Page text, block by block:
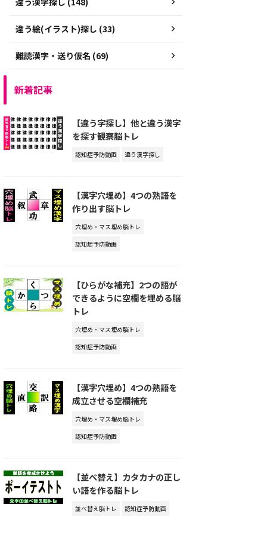
違う絵(イラスト)探し (33)
難読漢字・送り仮名 (69)
新着記事
【違う字探し】他と違う漢字
を探す観察脳トレ
認知症予防動画 違う漢字探し
【漢字穴埋め】4つの熟語を
作り出す脳トレ
穴埋め・マス埋め脳トレ
認知症予防動画
【ひらがな補充】2つの語が
できるように空欄を埋める脳
トレ
穴埋め・マス埋め脳トレ
認知症予防動画
【漢字穴埋め】4つの熟語を
成立させる空欄補充
穴埋め・マス埋め脳トレ
認知症予防動画
【並べ替え】カタカナの正し
い語を作る脳トレ
並べ替え脳トレ 認知症予防動画